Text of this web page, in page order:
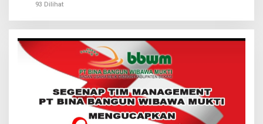
93 Dilihat